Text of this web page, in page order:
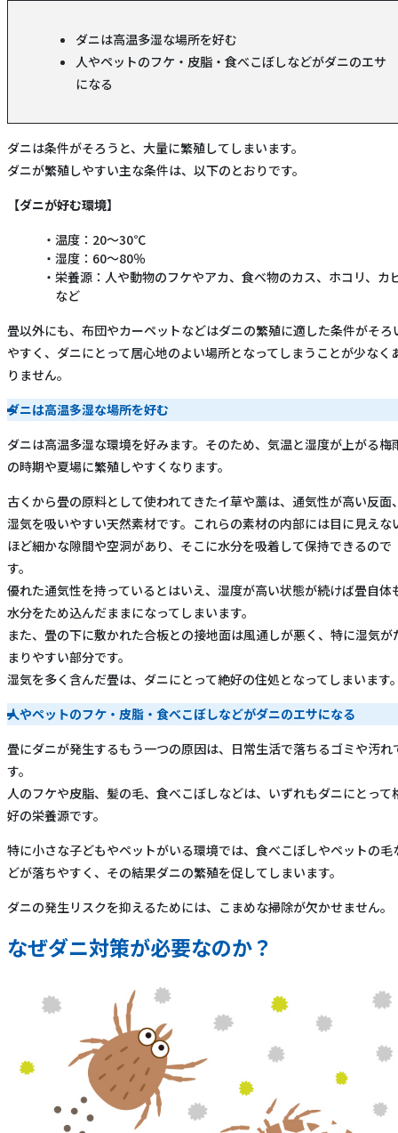
ダニは高温多湿な場所を好む
人やペットのフケ・皮脂・食べこぼしなどがダニのエサ
になる
ダニは条件がそろうと、大量に繁殖してしまいます。
ダニが繁殖しやすい主な条件は、以下のとおりです。
【ダニが好む環境】
温度：20～30℃
湿度：60～80％
栄養源：人や動物のフケやアカ、食べ物のカス、ホコリ、カ
など
畳以外にも、布団やカーペットなどはダニの繁殖に適した条件がそろ
やすく、ダニにとって居心地のよい場所となってしまうことが少なく
りません。
ダニは高温多湿な場所を好む
ダニは高温多湿な環境を好みます。そのため、気温と湿度が上がる梅
の時期や夏場に繁殖しやすくなります。
古くから畳の原料として使われてきたイ草や藁は、通気性が高い反面
湿気を吸いやすい天然素材です。これらの素材の内部には目に見えな
ほど細かな隙間や空洞があり、そこに水分を吸着して保持できるので
す。
優れた通気性を持っているとはいえ、湿度が高い状態が続けば畳自体
水分をため込んだままになってしまいます。
また、畳の下に敷かれた合板との接地面は風通しが悪く、特に湿気が
まりやすい部分です。
湿気を多く含んだ畳は、ダニにとって絶好の住処となってしまいます
人やペットのフケ・皮脂・食べこぼしなどがダニのエサになる
畳にダニが発生するもう一つの原因は、日常生活で落ちるゴミや汚れ
す。
人のフケや皮脂、髪の毛、食べこぼしなどは、いずれもダニにとって
好の栄養源です。
特に小さな子どもやペットがいる環境では、食べこぼしやペットの毛
どが落ちやすく、その結果ダニの繁殖を促してしまいます。
ダニの発生リスクを抑えるためには、こまめな掃除が欠かせません。
なぜダニ対策が必要なのか？